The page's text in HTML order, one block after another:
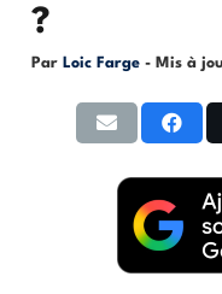
?
Par Loic Farge - Mis à